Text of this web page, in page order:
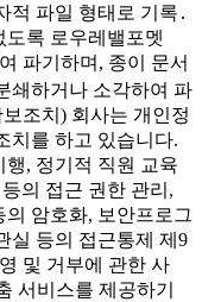
적 파일 형태로 기록․
록 로우레밸포멧
파기하며, 종이 문서
쇄하거나 소각하여 파
조치) 회사는 개인정
치를 하고 있습니다.
, 정기적 직원 교육
의 접근 권한 관리,
암호화, 보안프로그
실 등의 접근통제 제9
및 거부에 관한 사
서비스를 제공하기